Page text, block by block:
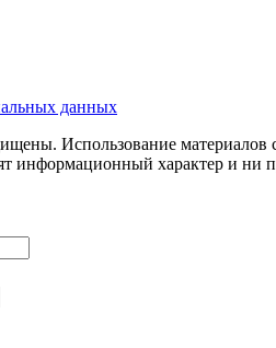
данных
Использование материалов
информационный характер и ни